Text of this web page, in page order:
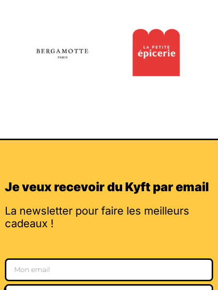
Je veux recevoir du Kyft par email
La newsletter pour faire les meilleurs
cadeaux !
Email